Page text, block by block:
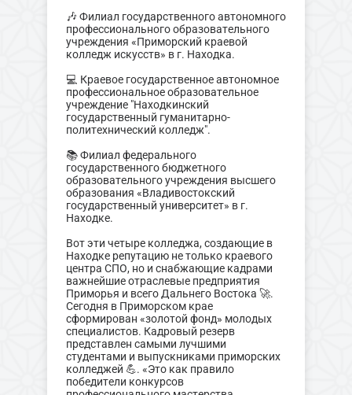
🎶 Филиал государственного автономного
профессионального образовательного
учреждения «Приморский краевой
колледж искусств» в г. Находка.
💻 Краевое государственное автономное
профессиональное образовательное
учреждение "Находкинский
государственный гуманитарно-
политехнический колледж".
📚 Филиал федерального
государственного бюджетного
образовательного учреждения высшего
образования «Владивостокский
государственный университет» в г.
Находке.
Вот эти четыре колледжа, создающие в
Находке репутацию не только краевого
центра СПО, но и снабжающие кадрами
важнейшие отраслевые предприятия
Приморья и всего Дальнего Востока 🚀.
Сегодня в Приморском крае
сформирован «золотой фонд» молодых
специалистов. Кадровый резерв
представлен самыми лучшими
студентами и выпускниками приморских
колледжей 💪. «Это как правило
победители конкурсов